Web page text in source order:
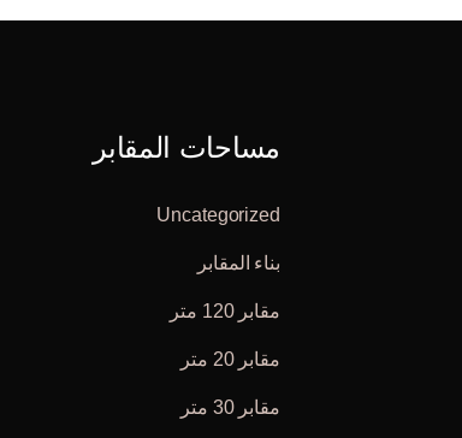
مساحات المقابر
Uncategorized
بناء المقابر
مقابر 120 متر
مقابر 20 متر
مقابر 30 متر